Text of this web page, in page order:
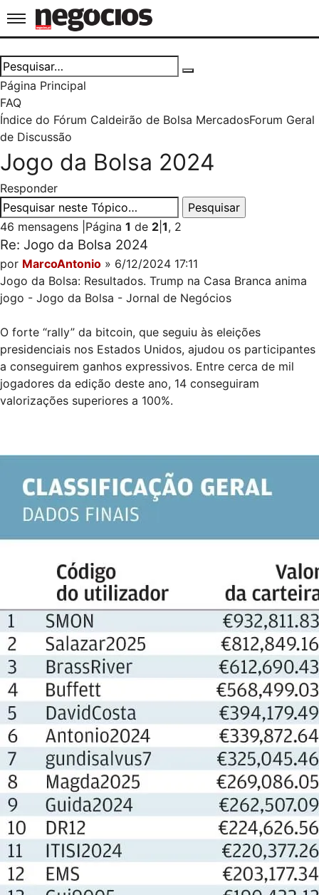
Jornal de Negócios
Página Principal
FAQ
Índice do Fórum Caldeirão de Bolsa MercadosForum Geral
de Discussão
Jogo da Bolsa 2024
Responder
46 mensagens Página 1 de 2 1, 2
Re: Jogo da Bolsa 2024
por MarcoAntonio » 6/12/2024 17:11
Jogo da Bolsa: Resultados. Trump na Casa Branca anima
jogo - Jogo da Bolsa - Jornal de Negócios
O forte “rally” da bitcoin, que seguiu às eleições
presidenciais nos Estados Unidos, ajudou os participantes
a conseguirem ganhos expressivos. Entre cerca de mil
jogadores da edição deste ano, 14 conseguiram
valorizações superiores a 100%.